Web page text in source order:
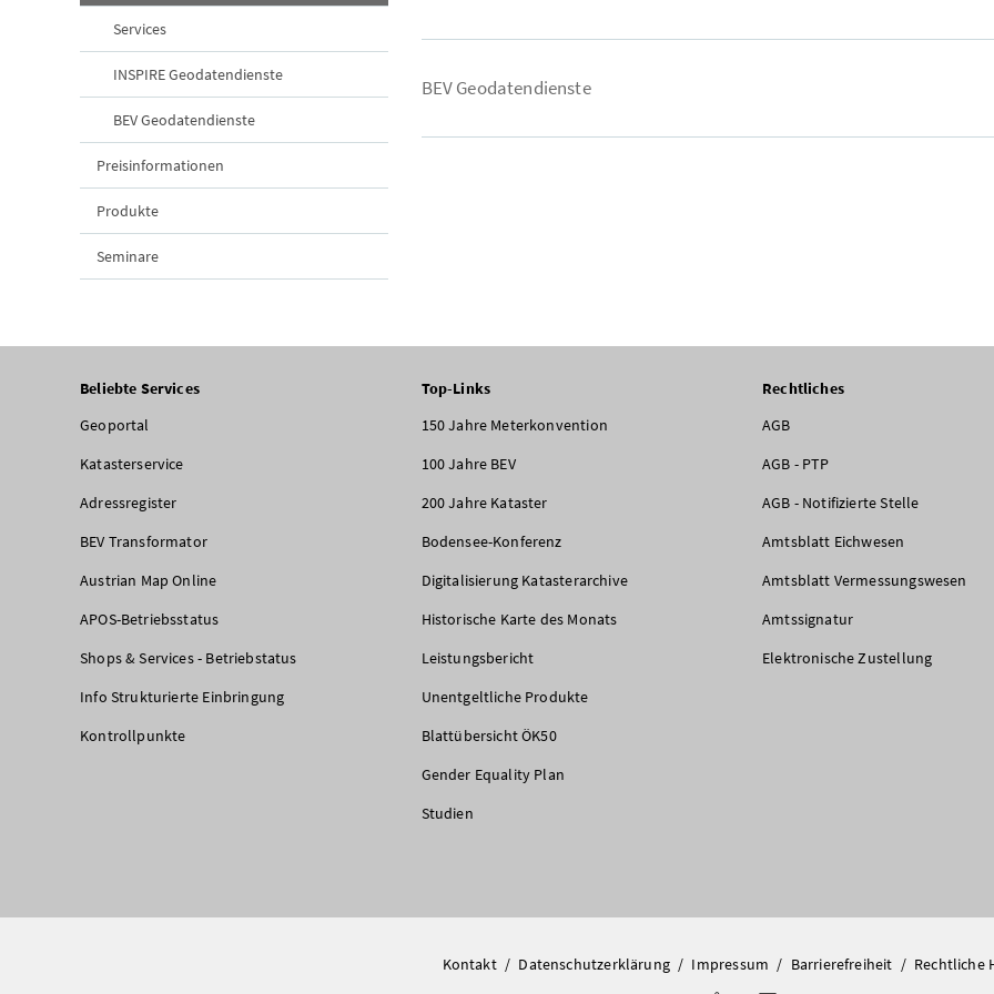
Services
INSPIRE Geodatendienste
BEV Geodatendienste
Preisinformationen
Produkte
Seminare
BEV Geodatendienste
Beliebte Services
Geoportal
Katasterservice
Adressregister
BEV Transformator
Austrian Map Online
APOS-Betriebsstatus
Shops & Services - Betriebstatus
Info Strukturierte Einbringung
Kontrollpunkte
Top-Links
150 Jahre Meterkonvention
100 Jahre BEV
200 Jahre Kataster
Bodensee-Konferenz
Digitalisierung Katasterarchive
Historische Karte des Monats
Leistungsbericht
Unentgeltliche Produkte
Blattübersicht ÖK50
Gender Equality Plan
Studien
Rechtliches
AGB
AGB - PTP
AGB - Notifizierte Stelle
Amtsblatt Eichwesen
Amtsblatt Vermessungswesen
Amtssignatur
Elektronische Zustellung
Kontakt / Datenschutzerklärung / Impressum / Barrierefreiheit / Rechtliche